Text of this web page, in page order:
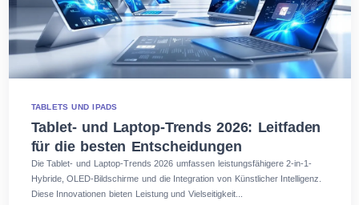
TABLETS UND IPADS
Tablet- und Laptop-Trends 2026: Leitfaden
für die besten Entscheidungen
Die Tablet- und Laptop-Trends 2026 umfassen leistungsfähigere 2-in-1-
Hybride, OLED-Bildschirme und die Integration von Künstlicher Intelligenz.
Diese Innovationen bieten Leistung und Vielseitigkeit...